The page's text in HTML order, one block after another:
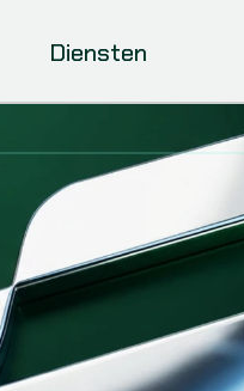
Diensten